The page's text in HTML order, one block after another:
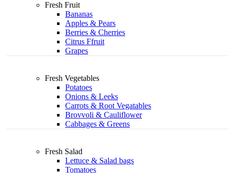
Fresh Fruit
Bananas
Apples & Pears
Berries & Cherries
Citrus Ffruit
Grapes
Fresh Vegetables
Potatoes
Onions & Leeks
Carrots & Root Vegatables
Brovvoli & Cauliflower
Cabbages & Greens
Fresh Salad
Lettuce & Salad bags
Tomatoes